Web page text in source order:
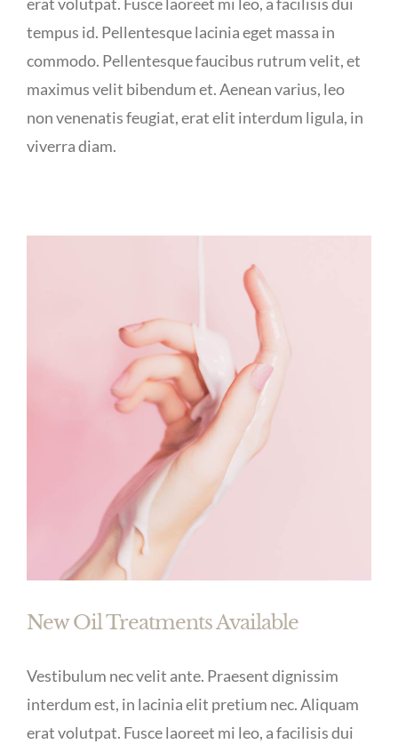
tempus id. Pellentesque lacinia eget massa in
commodo. Pellentesque faucibus rutrum velit, et
maximus velit bibendum et. Aenean varius, leo
non venenatis feugiat, erat elit interdum ligula, in
viverra diam.
New Oil Treatments Available
Vestibulum nec velit ante. Praesent dignissim
interdum est, in lacinia elit pretium nec. Aliquam
erat volutpat. Fusce laoreet mi leo, a facilisis dui